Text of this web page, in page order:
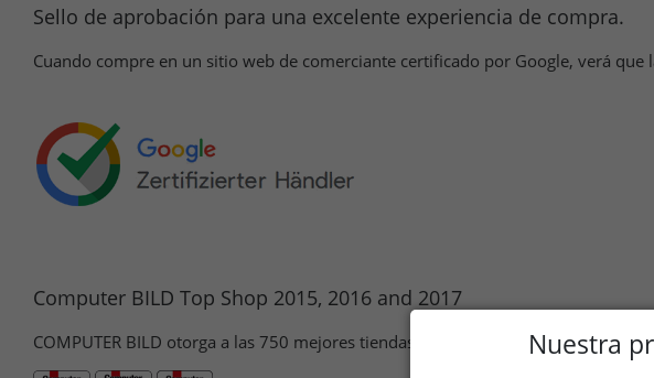
Sello de aprobación para una excelente experiencia de compra.
Cuando compre en un sitio web de comerciante certificado por Google, verá
Computer BILD Top Shop 2015, 2016 and 2017
COMPUTER BILD otorga a las 750 mejores tiendas web un sello de calidad.
Nuestra